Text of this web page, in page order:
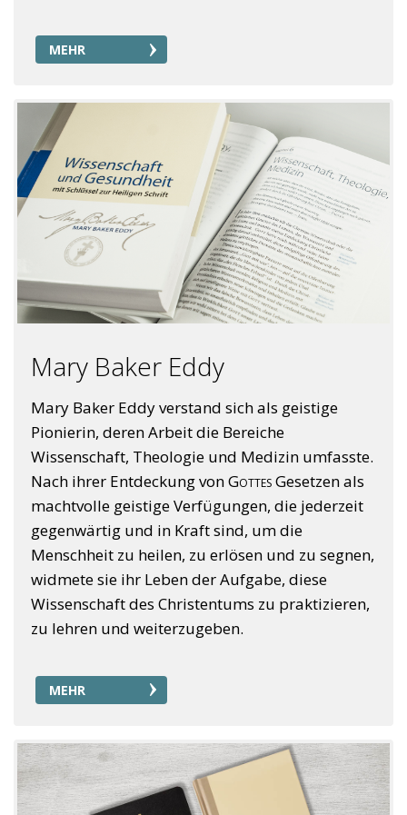
MEHR
Mary Baker Eddy
Mary Baker Eddy verstand sich als geistige
Pionierin, deren Arbeit die Bereiche
Wissenschaft, Theologie und Medizin umfasste.
Nach ihrer Entdeckung vonGottesGesetzen als
machtvolle geistige Verfügungen, die jederzeit
gegenwärtig und in Kraft sind, um die
Menschheit zu heilen, zu erlösen und zu segnen,
widmete sie ihr Leben der Aufgabe, diese
Wissenschaft des Christentums zu praktizieren,
zu lehren und weiterzugeben.
MEHR